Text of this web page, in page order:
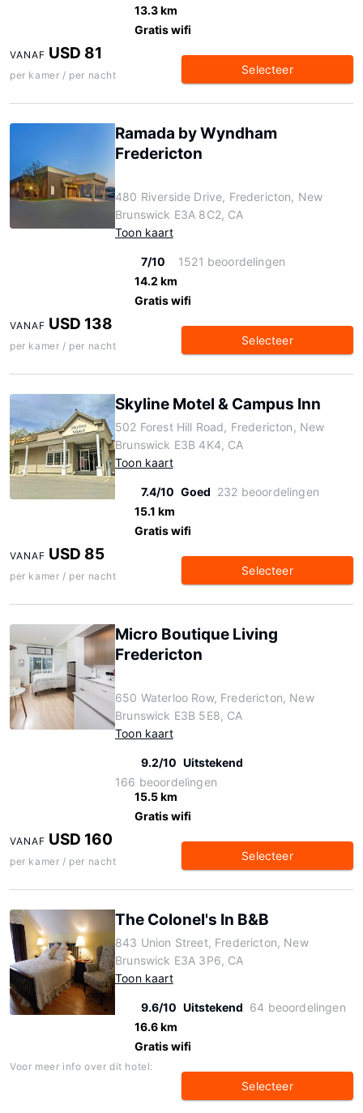
13.3 km
Gratis wifi
VANAF USD 81
per kamer / per nacht Selecteer
Ramada by Wyndham
Fredericton
480 Riverside Drive, Fredericton, New
Brunswick E3A 8C2, CA
Toon kaart
7/10
1521 beoordelingen
14.2 km
Gratis wifi
VANAF USD 138
per kamer / per nacht Selecteer
Skyline Motel & Campus Inn
502 Forest Hill Road, Fredericton, New
Brunswick E3B 4K4, CA
Toon kaart
7.4/10 Goed 232 beoordelingen
15.1 km
Gratis wifi
VANAF USD 85
per kamer / per nacht Selecteer
Micro Boutique Living
Fredericton
650 Waterloo Row, Fredericton, New
Brunswick E3B 5E8, CA
Toon kaart
9.2/10 Uitstekend
166 beoordelingen
15.5 km
Gratis wifi
VANAF USD 160
per kamer / per nacht Selecteer
The Colonel's In B&B
843 Union Street, Fredericton, New
Brunswick E3A 3P6, CA
Toon kaart
9.6/10 Uitstekend 64 beoordelingen
16.6 km
Gratis wifi
Voor meer info over dit hotel:
Selecteer